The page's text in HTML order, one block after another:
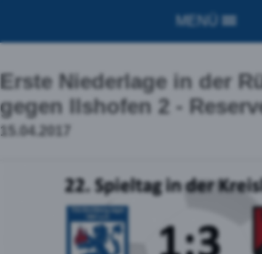
MENÜ
Erste Niederlage in der
gegen Ilshofen 2 -
15.04.2017